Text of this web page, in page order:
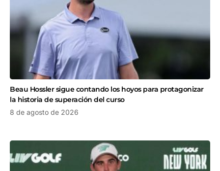
Beau Hossler sigue contando los hoyos para protagonizar
la historia de superación del curso
8 de agosto de 2026